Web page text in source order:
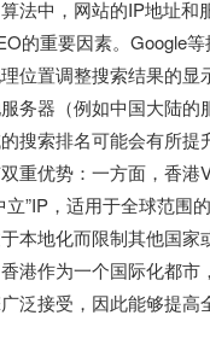
法中，网站的IP地址和
的重要因素。Google
位置调整搜索结果的显
务器（例如中国大陆的
搜索排名可能会有所提
重优势：一方面，香港
立”IP，适用于全球范围
本地化而限制其他国家
港作为一个国际化都市
泛接受，因此能够提高